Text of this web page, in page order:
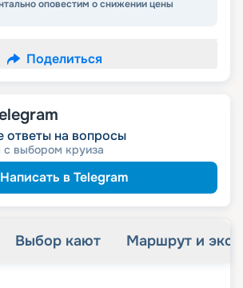
оповестим о снижении цены
Поделиться
ответы на вопросы
выбором круиза
Написать в Telegram
Выбор кают Маршрут и